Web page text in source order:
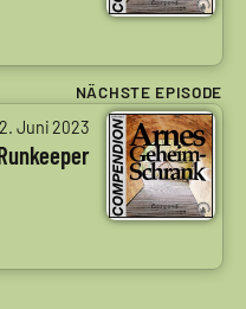
NÄCHSTE EPISODE
Juni 2023